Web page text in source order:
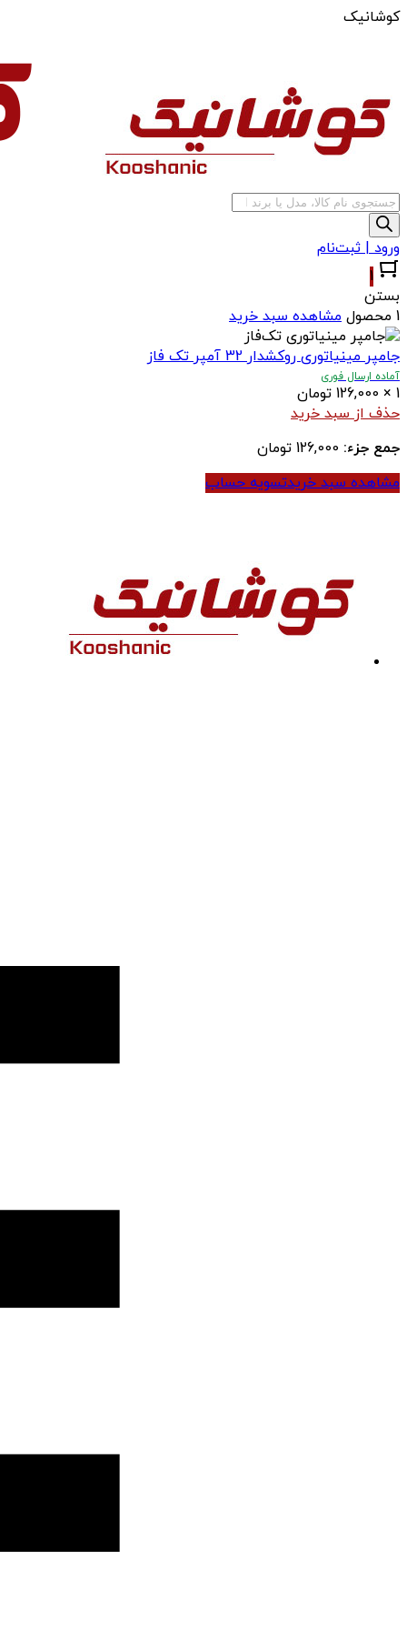
کوشانیک
جستجوی
محصولات
ورود | ثبت‌نام
1
بستن
1 محصول
مشاهده سبد خرید
جامپر مینیاتوری روکشدار 32 آمپر تک‌ فاز
آماده ارسال فوری
1
×
126,000 تومان
حذف از سبد خرید
جمع جزء: 126,000 تومان
مشاهده سبد خریدتسویه حساب